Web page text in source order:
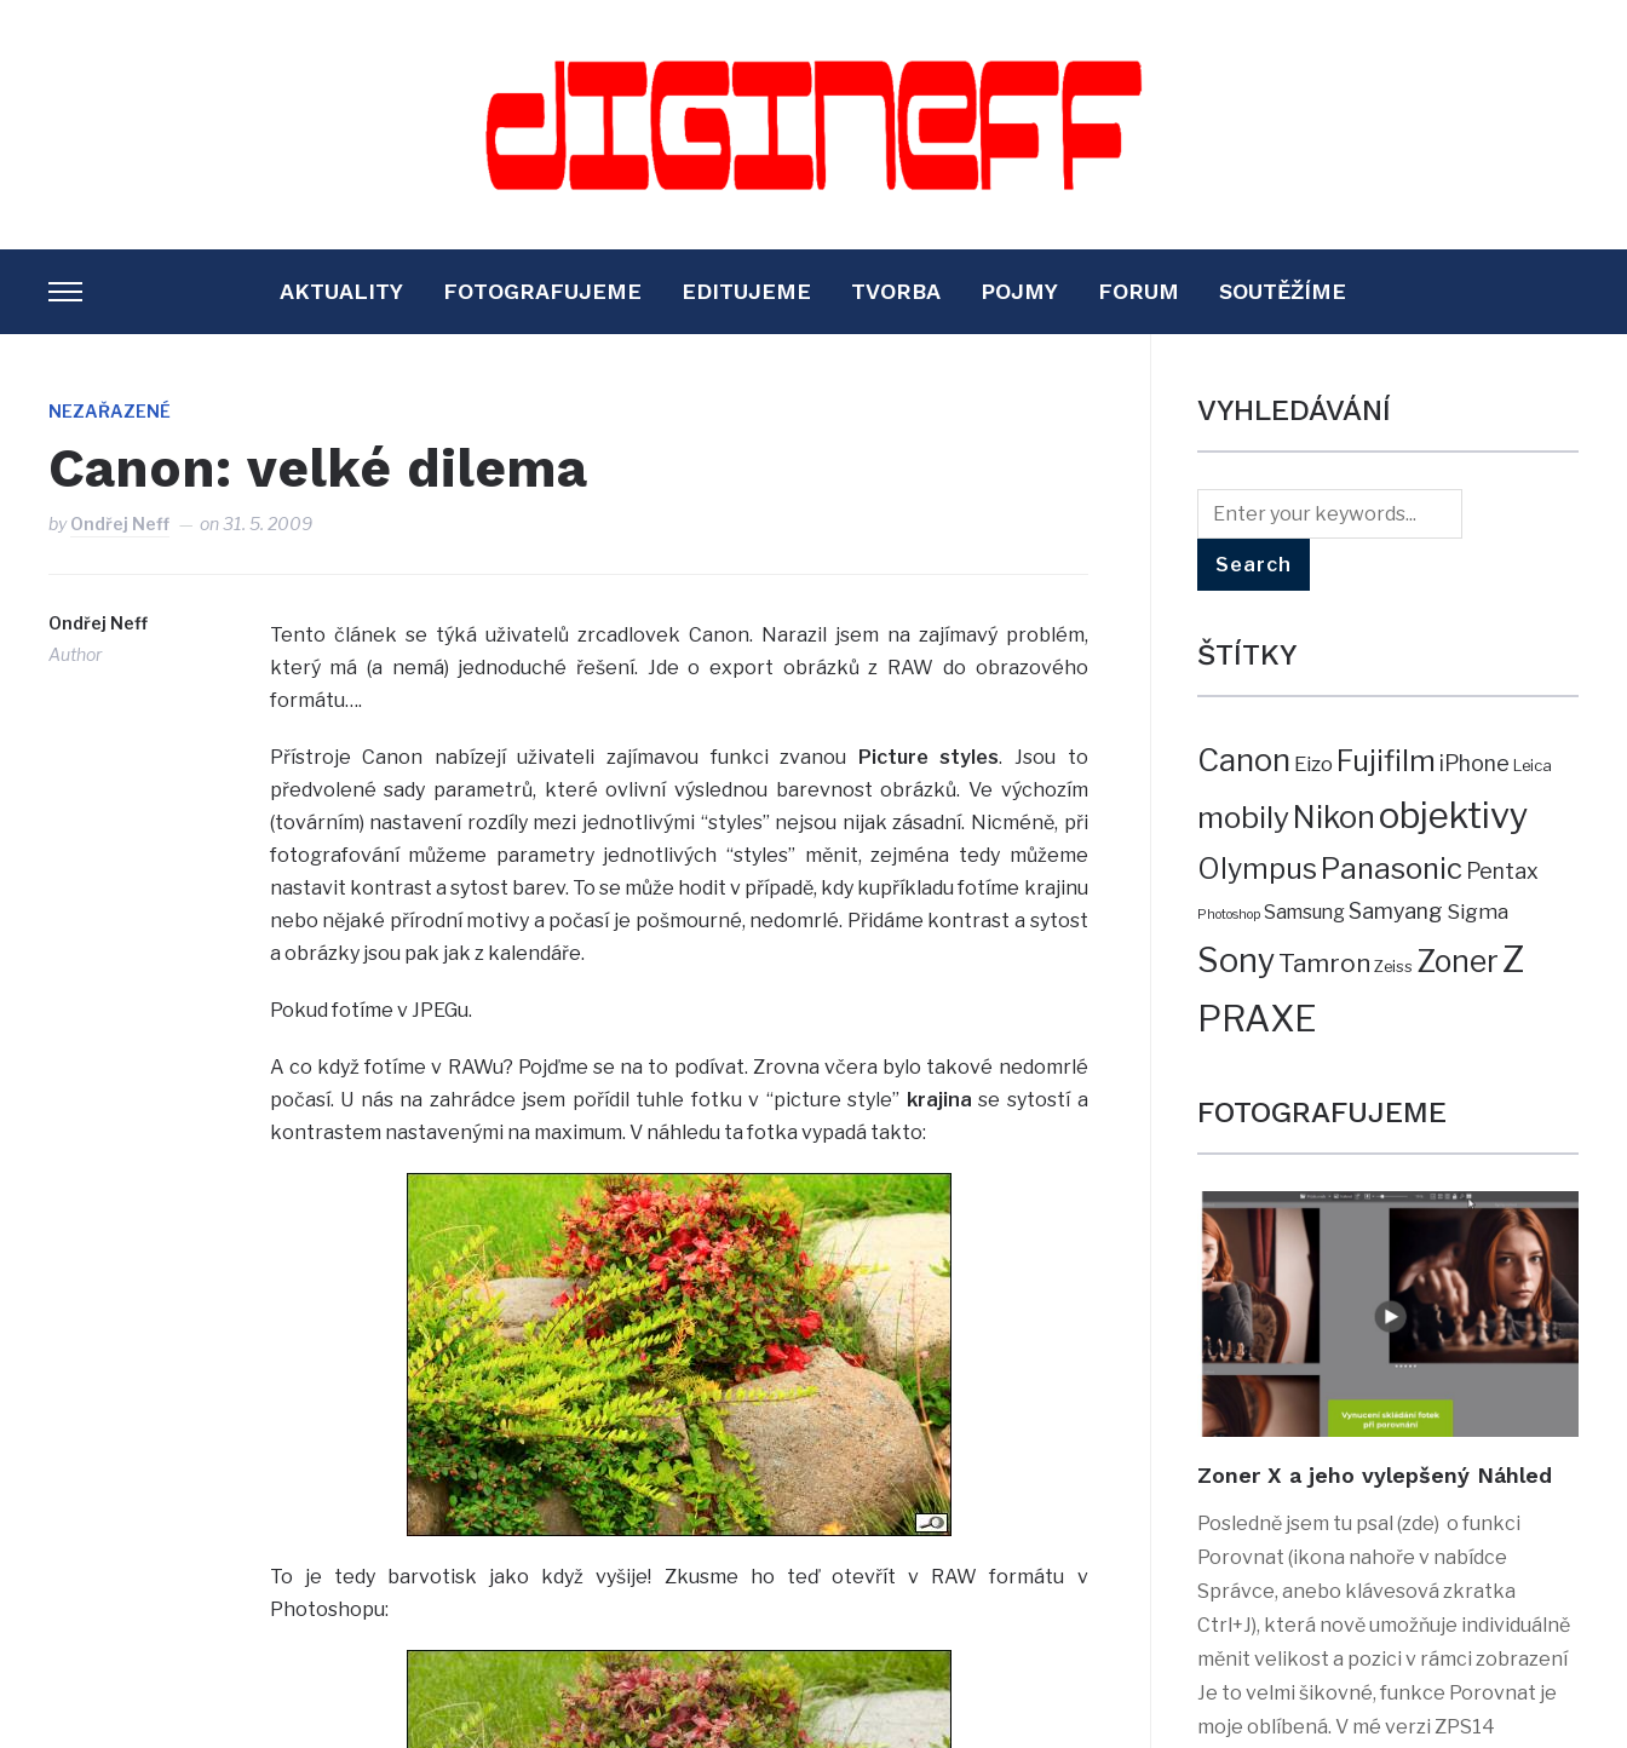
TOGGLE
SIDEBAR
NAVIGATION
AKTUALITY FOTOGRAFUJEME EDITUJEME TVORBA POJMY FORUM SOUTĚŽÍME
NEZAŘAZENÉ
Canon: velké dilema
byOndřej Neff on31. 5. 2009
Ondřej Neff
Author
Tento článek se týká uživatelů zrcadlovek Canon. Narazil jsem na zajímavý problém,
který má (a nemá) jednoduché řešení. Jde o export obrázků z RAW do obrazového
formátu….
Přístroje Canon nabízejí uživateli zajímavou funkci zvanou Picture styles. Jsou to
předvolené sady parametrů, které ovlivní výslednou barevnost obrázků. Ve výchozím
(továrním) nastavení rozdíly mezi jednotlivými “styles” nejsou nijak zásadní. Nicméně, při
fotografování můžeme parametry jednotlivých “styles” měnit, zejména tedy můžeme
nastavit kontrast a sytost barev. To se může hodit v případě, kdy kupříkladu fotíme krajinu
nebo nějaké přírodní motivy a počasí je pošmourné, nedomrlé. Přidáme kontrast a sytost
a obrázky jsou pak jak z kalendáře.
Pokud fotíme v JPEGu.
A co když fotíme v RAWu? Pojďme se na to podívat. Zrovna včera bylo takové nedomrlé
počasí. U nás na zahrádce jsem pořídil tuhle fotku v “picture style” krajina se sytostí a
kontrastem nastavenými na maximum. V náhledu ta fotka vypadá takto:
To je tedy barvotisk jako když vyšije! Zkusme ho teď otevřít v RAW formátu v
Photoshopu:
VYHLEDÁVÁNÍ
ŠTÍTKY
Canon Eizo Fujifilm iPhone Leica
mobilyNikon objektivy
Olympus Panasonic Pentax
Photoshop SamsungSamyang Sigma
SonyTamron Zeiss ZonerZ
PRAXE
FOTOGRAFUJEME
Zoner X a jeho vylepšený Náhled
Posledně jsem tu psal (zde) o funkci
Porovnat (ikona nahoře v nabídce
Správce, anebo klávesová zkratka
Ctrl+J), která nově umožňuje individuálně
měnit velikost a pozici v rámci zobrazení
Je to velmi šikovné, funkce Porovnat je
moje oblíbená. V mé verzi ZPS14